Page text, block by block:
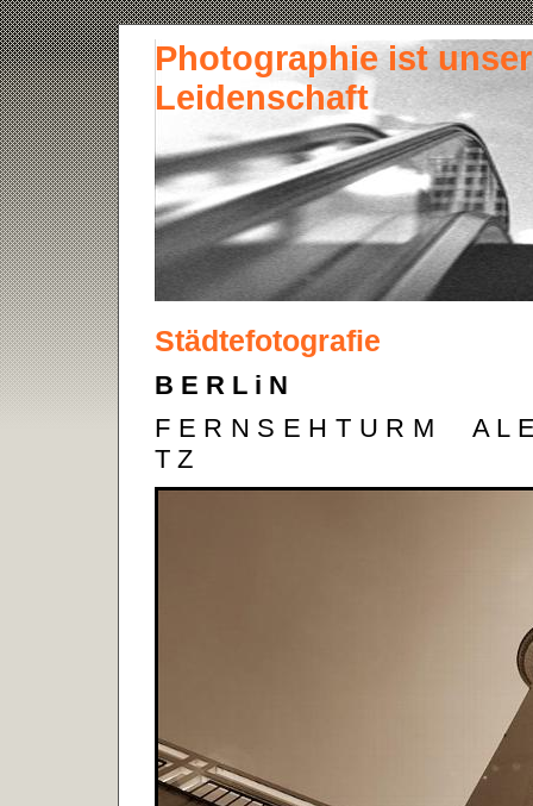
Photographie ist
Leidenschaft
Städtefotografie
B E R L i N
F E R N S E H T U R M A L
T Z